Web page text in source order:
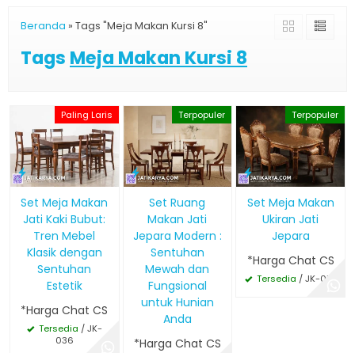
Beranda » Tags "Meja Makan Kursi 8"
Tags Meja Makan Kursi 8
Paling Laris
Set Meja Makan
Jati Kaki Bubut:
Tren Mebel
Klasik dengan
Sentuhan
Estetik
*Harga Chat CS
Tersedia / JK-
036
Terpopuler
Set Ruang
Makan Jati
Jepara Modern :
Sentuhan
Mewah dan
Fungsional
untuk Hunian
Anda
*Harga Chat CS
Terpopuler
Set Meja Makan
Ukiran Jati
Jepara
*Harga Chat CS
Tersedia / JK-016